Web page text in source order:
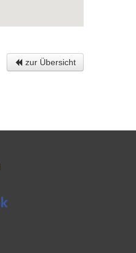
zur Übersicht